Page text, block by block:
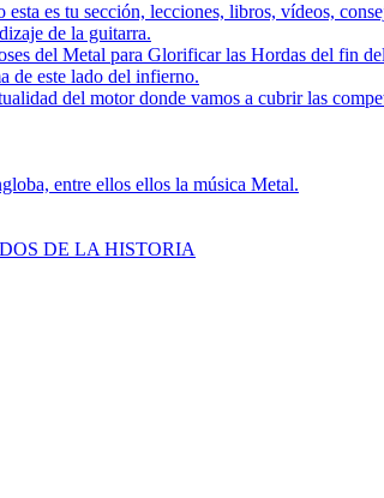
esta es tu sección, lecciones, libros, vídeos,
de la guitarra.
del Metal para Glorificar las Hordas del fin
de este lado del infierno.
del motor donde vamos a cubrir las
entre ellos ellos la música Metal.
DE LA HISTORIA